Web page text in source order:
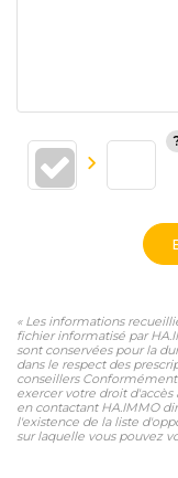
« Les informations
fichier informatisé par
sont conservées pour la
dans le respect des
conseillers
exercer votre droit
en contactant HA.IMMO
l'existence de la liste
sur laquelle vous pouvez